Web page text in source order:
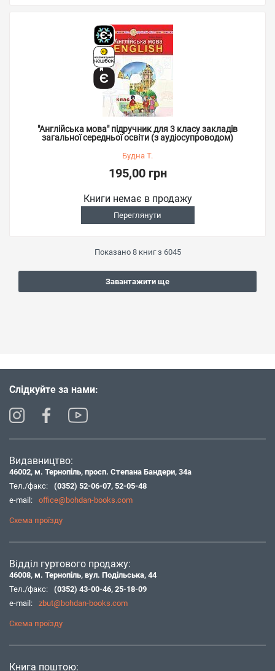
"Англійська мова" підручник для 3 класу закладів
загальної середньої освіти (з аудіосупроводом)
Будна Т.
195,00 грн
Книги немає в продажу
Переглянути
Показано 8книг з 6045
Завантажити ще
Слідкуйте за нами:
Видавництво:
46002, м. Тернопіль, просп. Степана Бандери, 34а
Тел./факс:
(0352) 52-06-07, 52-05-48
e-mail:
office@bohdan-books.com
Схема проїзду
Відділ гуртового продажу:
46008, м. Тернопіль, вул. Подільська, 44
Тел./факс:
(0352) 43-00-46, 25-18-09
e-mail:
zbut@bohdan-books.com
Схема проїзду
Книга поштою: